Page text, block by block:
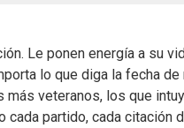
Le ponen energía a su
lo que diga la fecha
veteranos, los que
partido, cada citación